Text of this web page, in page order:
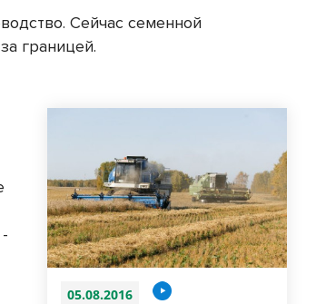
Сейчас семенной
границей.
05.08.2016